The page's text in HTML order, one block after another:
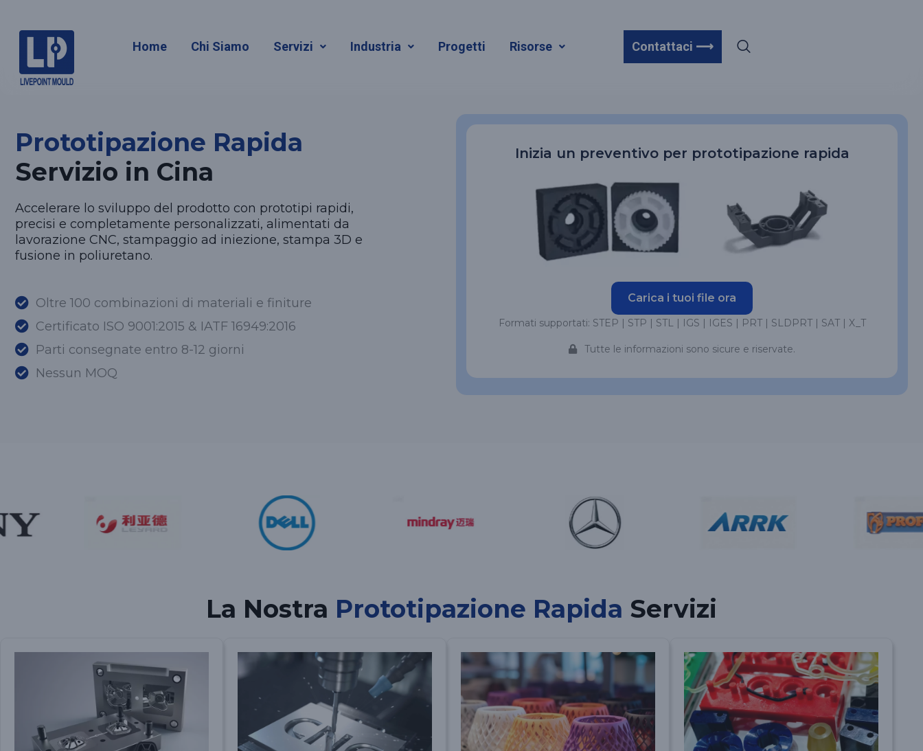
Home Chi Siamo Servizi Industria Progetti Risorse Contattaci ⟶
Prototipazione Rapida
Prototipazione Rapida
Servizio in Cina
Accelerare lo sviluppo del prodotto con prototipi rapidi,
precisi e completamente personalizzati, alimentati da
lavorazione CNC, stampaggio ad iniezione, stampa 3D e
fusione in poliuretano.
Oltre 100 combinazioni di materiali e finiture
Certificato ISO 9001:2015 & IATF 16949:2016
Parti consegnate entro 8-12 giorni
Nessun MOQ
Inizia un preventivo per prototipazione rapida
Carica i tuoi file ora
Formati supportati: STEP | STP | STL | IGS | IGES | PRT | SLDPRT | SAT | X_T
Tutte le informazioni sono sicure e riservate.
La Nostra Prototipazione Rapida Servizi